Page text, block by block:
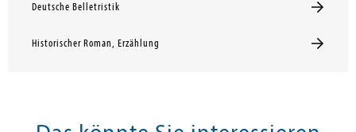
Deutsche Belletristik
Historischer Roman, Erzählung